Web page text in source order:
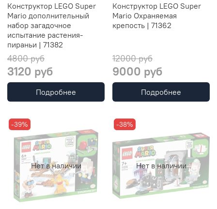
Конструктор LEGO Super
Mario дополнительный
набор загадочное
испытание растения-
пираньи | 71382
4800 руб
3120 руб
Подробнее
Конструктор LEGO Super
Mario Охраняемая
крепость | 71362
12000 руб
9000 руб
Подробнее
Нет в наличии
-39%
Нет в наличии
-38%